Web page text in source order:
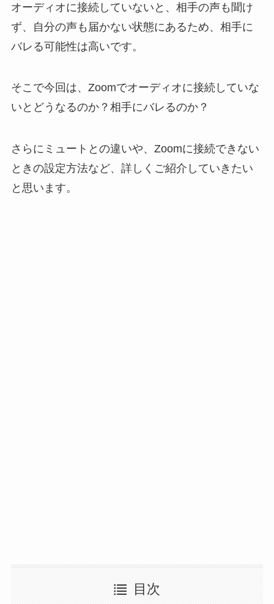
オーディオに接続していないと、相手の声も聞け
ず、自分の声も届かない状態にあるため、相手に
バレる可能性は高いです。
そこで今回は、Zoomでオーディオに接続していな
いとどうなるのか？相手にバレるのか？
さらにミュートとの違いや、Zoomに接続できない
ときの設定方法など、詳しくご紹介していきたい
と思います。
目次